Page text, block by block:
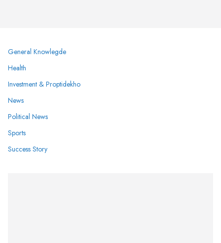
General Knowlegde
Health
Investment & Proptidekho
News
Political News
Sports
Success Story